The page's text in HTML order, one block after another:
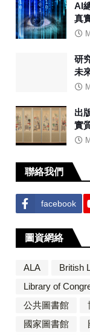
AI
真
研
未
出
實
聯絡我們
facebook
圖資網絡
ALA British
Library of
公共圖書館
國家圖書館